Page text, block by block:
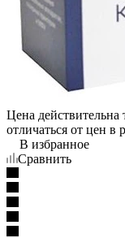
Цена действительна
отличаться от цен в
В избранное
Сравнить